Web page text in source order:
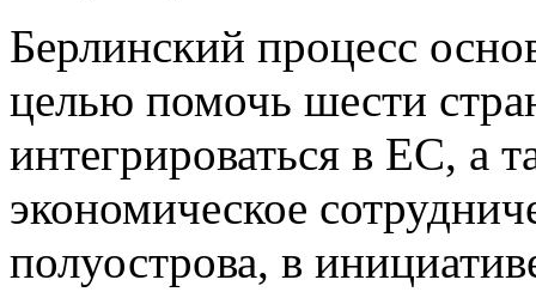
Берлинский процесс
целью помочь шести
интегрироваться в ЕС, а
экономическое
полуострова, в